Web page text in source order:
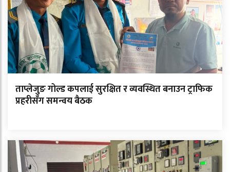
ताप्लेजुङ गोल्ड कपलाई सुरक्षित र व्यवस्थित बनाउन ट्राफिक
प्रहरीसँग समन्वय बैठक